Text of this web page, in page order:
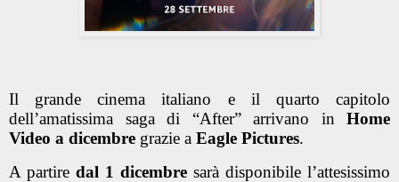
Il grande cinema italiano e il quarto capitolo
dell’amatissima saga di “After” arrivano in Home
Video a dicembre grazie a Eagle Pictures.
A partire dal 1 dicembre sarà disponibile l’attesissimo